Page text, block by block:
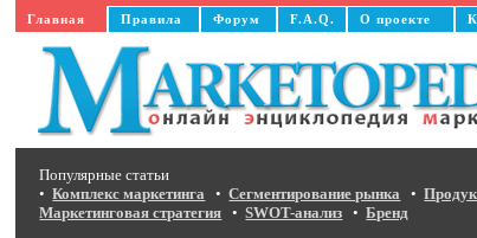
Главная Правила Форум F.A.Q. О проекте
Популярные статьи
•Комплекс маркетинга •Сегментирование рынка •
Маркетинговая стратегия •SWOT-анализ •Бренд